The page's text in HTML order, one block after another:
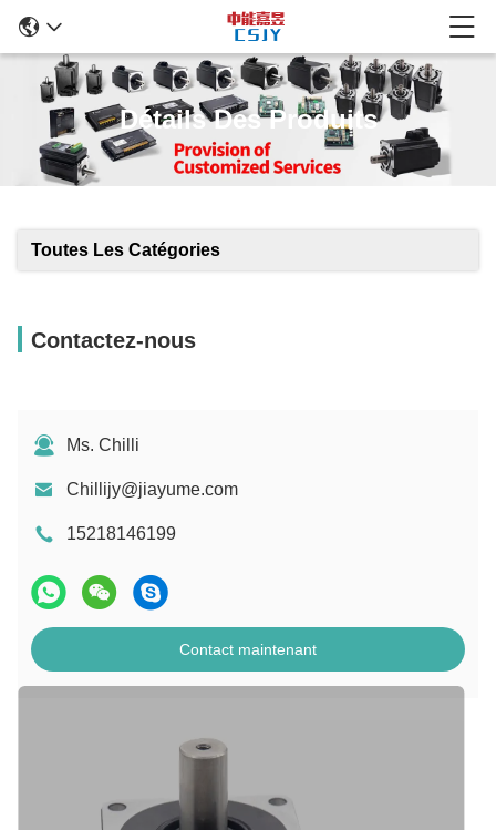
Détails Des Produits
Toutes Les Catégories
Contactez-nous
Ms. Chilli
Chillijy@jiayume.com
15218146199
Contact maintenant